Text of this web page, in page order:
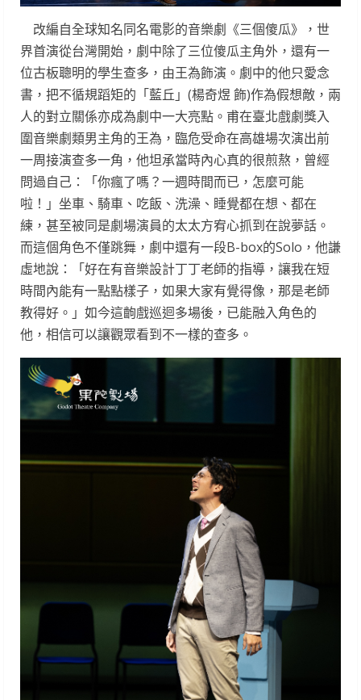
改編自全球知名同名電影的音樂劇《三個傻瓜》，世
界首演從台灣開始，劇中除了三位傻瓜主角外，還有一
位古板聰明的學生查多，由王為飾演。劇中的他只愛念
書，把不循規蹈矩的「藍丘」(楊奇煜 飾)作為假想敵，兩
人的對立關係亦成為劇中一大亮點。甫在臺北戲劇獎入
圍音樂劇類男主角的王為，臨危受命在高雄場次演出前
一周接演查多一角，他坦承當時內心真的很煎熬，曾經
問過自己：「你瘋了嗎？一週時間而已，怎麼可能
啦！」坐車、騎車、吃飯、洗澡、睡覺都在想、都在
練，甚至被同是劇場演員的太太方宥心抓到在說夢話。
而這個角色不僅跳舞，劇中還有一段B-box的Solo，他謙
虛地說：「好在有音樂設計丁丁老師的指導，讓我在短
時間內能有一點點樣子，如果大家有覺得像，那是老師
教得好。」如今這齣戲巡迴多場後，已能融入角色的
他，相信可以讓觀眾看到不一樣的查多。